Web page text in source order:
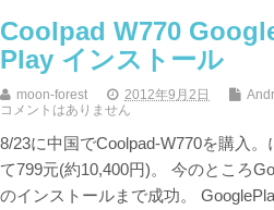
Coolpad W770
Play インストール
moon-forest 2012年9月2日
コメントはありません
8/23に中国でCoolpad-W770を購入。
て799元(約10,400円)。 今のところ
のインストールまで成功。